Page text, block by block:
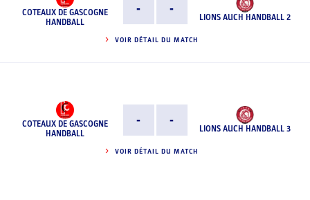
COTEAUX DE GASCOGNE
HANDBALL
- -
LIONS AUCH HANDBALL 2
VOIR DÉTAIL DU MATCH
COTEAUX DE GASCOGNE
HANDBALL
- -
LIONS AUCH HANDBALL 3
VOIR DÉTAIL DU MATCH